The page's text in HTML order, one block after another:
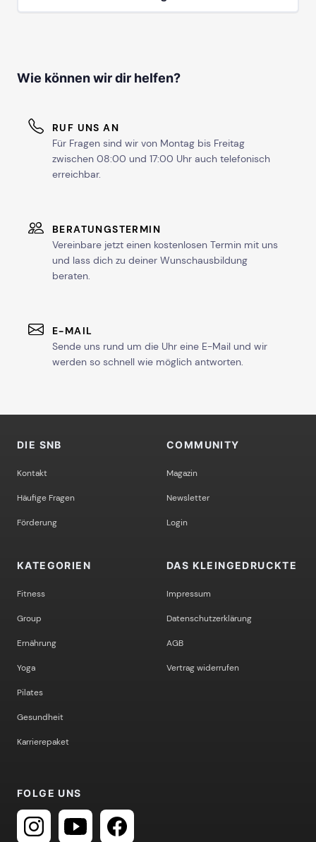
Wie können wir dir helfen?
RUF UNS AN
Für Fragen sind wir von Montag bis Freitag
zwischen 08:00 und 17:00 Uhr auch telefonisch
erreichbar.
BERATUNGSTERMIN
Vereinbare jetzt einen kostenlosen Termin mit uns
und lass dich zu deiner Wunschausbildung
beraten.
E-MAIL
Sende uns rund um die Uhr eine E-Mail und wir
werden so schnell wie möglich antworten.
DIE SNB
Kontakt
Häufige Fragen
Förderung
COMMUNITY
Magazin
Newsletter
Login
KATEGORIEN
Fitness
Group
Ernährung
Yoga
Pilates
Gesundheit
Karrierepaket
DAS KLEINGEDRUCKTE
Impressum
Datenschutzerklärung
AGB
Vertrag widerrufen
FOLGE UNS